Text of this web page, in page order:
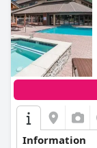
Information